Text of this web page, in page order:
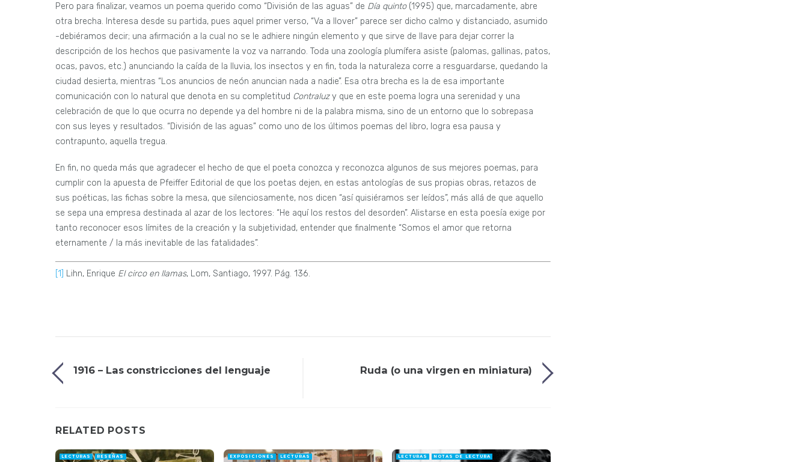
Pero para finalizar, veamos un poema querido como “División de las aguas” de Día quinto(1995) que, marcadamente, abre
otra brecha. Interesa desde su partida, pues aquel primer verso, “Va a llover” parece ser dicho calmo y distanciado, asumido
-debiéramos decir; una afirmación a la cual no se le adhiere ningún elemento y que sirve de llave para dejar correr la
descripción de los hechos que pasivamente la voz va narrando. Toda una zoología plumífera asiste (palomas, gallinas, patos,
ocas, pavos, etc.) anunciando la caída de la lluvia, los insectos y en fin, toda la naturaleza corre a resguardarse, quedando la
ciudad desierta, mientras “Los anuncios de neón anuncian nada a nadie”. Esa otra brecha es la de esa importante
comunicación con lo natural que denota en su completitud Contraluzy que en este poema logra una serenidad y una
celebración de que lo que ocurra no depende ya del hombre ni de la palabra misma, sino de un entorno que lo sobrepasa
con sus leyes y resultados. “División de las aguas” como uno de los últimos poemas del libro, logra esa pausa y
contrapunto, aquella tregua.
En fin, no queda más que agradecer el hecho de que el poeta conozca y reconozca algunos de sus mejores poemas, para
cumplir con la apuesta de Pfeiffer Editorial de que los poetas dejen, en estas antologías de sus propias obras, retazos de
sus poéticas, las fichas sobre la mesa, que silenciosamente, nos dicen “así quisiéramos ser leídos”, más allá de que aquello
se sepa una empresa destinada al azar de los lectores: “He aquí los restos del desorden”. Alistarse en esta poesía exige por
tanto reconocer esos límites de la creación y la subjetividad, entender que finalmente “Somos el amor que retorna
eternamente / la más inevitable de las fatalidades”.
[1] Lihn, Enrique El circo en llamas, Lom, Santiago, 1997. Pág. 136.
1916 – Las constricciones del lenguaje Ruda (o una virgen en miniatura)
RELATED POSTS
LECTURAS RESEÑAS EXPOSICIONES LECTURAS LECTURAS NOTAS DE LECTURA